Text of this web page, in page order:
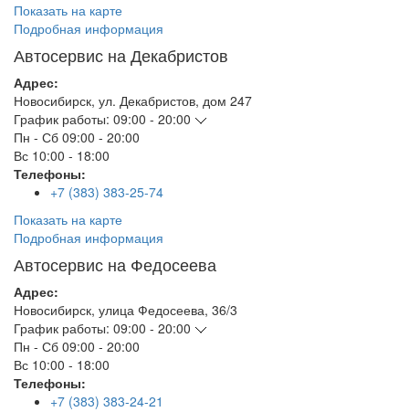
Показать на карте
Подробная информация
Автосервис на Декабристов
Адрес:
Новосибирск, ул. Декабристов, дом 247
График работы: 09:00 - 20:00
Пн - Сб 09:00 - 20:00
Вс 10:00 - 18:00
Телефоны:
+7 (383) 383-25-74
Показать на карте
Подробная информация
Автосервис на Федосеева
Адрес:
Новосибирск, улица Федосеева, 36/3
График работы: 09:00 - 20:00
Пн - Сб 09:00 - 20:00
Вс 10:00 - 18:00
Телефоны:
+7 (383) 383-24-21